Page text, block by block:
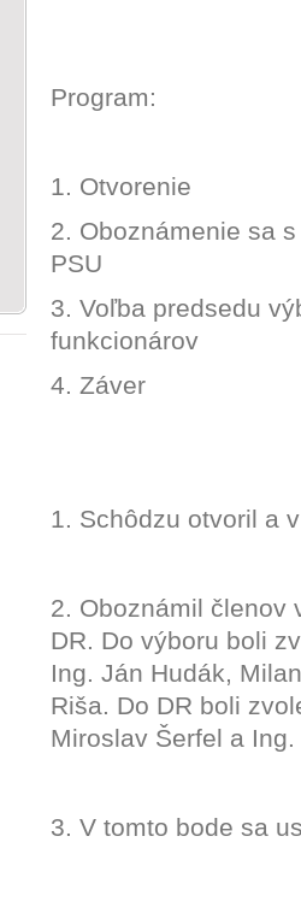
Program:
1. Otvorenie
2. Oboznámenie sa
PSU
3. Voľba predsedu
funkcionárov
4. Záver
1. Schôdzu otvoril a
2. Oboznámil členov
DR. Do výboru boli
Ing. Ján Hudák,
Riša. Do DR boli
Miroslav Šerfel a
3. V tomto bode sa